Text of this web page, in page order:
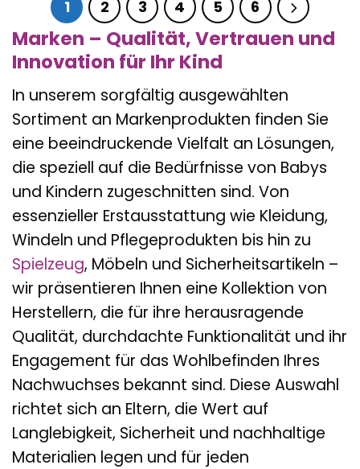
1 2 3 4 5 6
Marken – Qualität, Vertrauen und
Innovation für Ihr Kind
In unserem sorgfältig ausgewählten
Sortiment an Markenprodukten finden Sie
eine beeindruckende Vielfalt an Lösungen,
die speziell auf die Bedürfnisse von Babys
und Kindern zugeschnitten sind. Von
essenzieller Erstausstattung wie Kleidung,
Windeln und Pflegeprodukten bis hin zu
Spielzeug, Möbeln und Sicherheitsartikeln –
wir präsentieren Ihnen eine Kollektion von
Herstellern, die für ihre herausragende
Qualität, durchdachte Funktionalität und ihr
Engagement für das Wohlbefinden Ihres
Nachwuchses bekannt sind. Diese Auswahl
richtet sich an Eltern, die Wert auf
Langlebigkeit, Sicherheit und nachhaltige
Materialien legen und für jeden